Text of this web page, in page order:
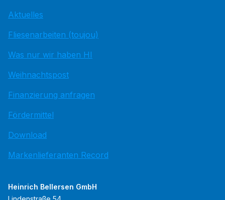
Aktuelles
Fliesenarbeiten (toujou)
Was nur wir haben HI
Weihnachtspost
Finanzierung anfragen
Fördermittel
Download
Markenlieferanten Record
Heinrich Bellersen GmbH